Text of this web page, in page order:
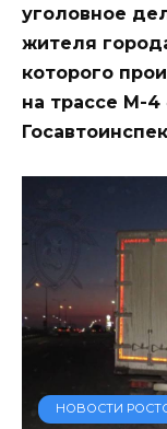
уголовное
жителя
которого
на трассе М-4
НОВОСТИ